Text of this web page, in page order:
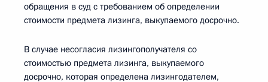
обращения в суд с требованием об определении
стоимости предмета лизинга, выкупаемого досрочно.
В случае несогласия лизингополучателя со
стоимостью предмета лизинга, выкупаемого
досрочно, которая определена лизингодателем,